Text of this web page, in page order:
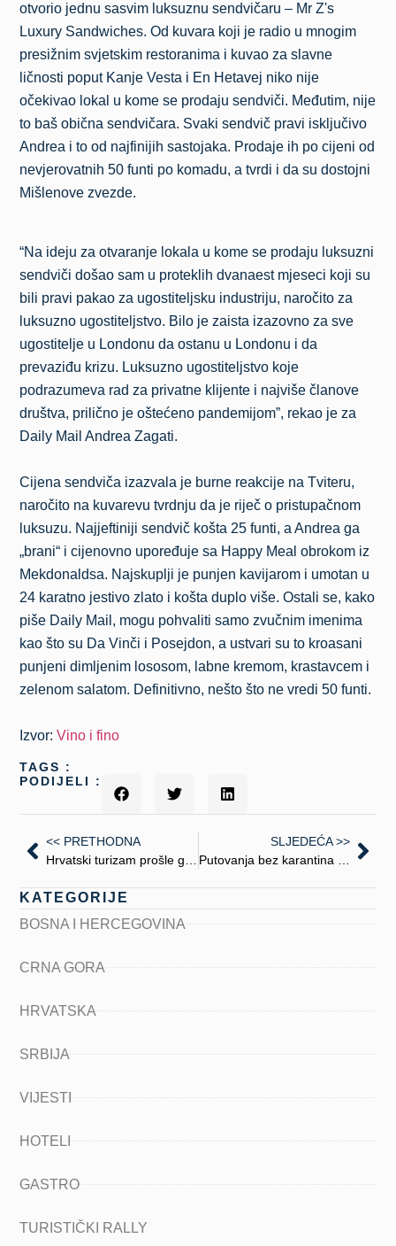
otvorio jednu sasvim luksuznu sendvičaru – Mr Z's
Luxury Sandwiches. Od kuvara koji je radio u mnogim
presižnim svjetskim restoranima i kuvao za slavne
ličnosti poput Kanje Vesta i En Hetavej niko nije
očekivao lokal u kome se prodaju sendviči. Međutim, nije
to baš obična sendvičara. Svaki sendvič pravi isključivo
Andrea i to od najfinijih sastojaka. Prodaje ih po cijeni od
nevjerovatnih 50 funti po komadu, a tvrdi i da su dostojni
Mišlenove zvezde.
“Na ideju za otvaranje lokala u kome se prodaju luksuzni
sendviči došao sam u proteklih dvanaest mjeseci koji su
bili pravi pakao za ugostiteljsku industriju, naročito za
luksuzno ugostiteljstvo. Bilo je zaista izazovno za sve
ugostitelje u Londonu da ostanu u Londonu i da
prevaziđu krizu. Luksuzno ugostiteljstvo koje
podrazumeva rad za privatne klijente i najviše članove
društva, prilično je oštećeno pandemijom”, rekao je za
Daily Mail Andrea Zagati.
Cijena sendviča izazvala je burne reakcije na Tviteru,
naročito na kuvarevu tvrdnju da je riječ o pristupačnom
luksuzu. Najjeftiniji sendvič košta 25 funti, a Andrea ga
„brani“ i cijenovno upoređuje sa Happy Meal obrokom iz
Mekdonaldsa. Najskuplji je punjen kavijarom i umotan u
24 karatno jestivo zlato i košta duplo više. Ostali se, kako
piše Daily Mail, mogu pohvaliti samo zvučnim imenima
kao što su Da Vinči i Posejdon, a ustvari su to kroasani
punjeni dimljenim lososom, labne kremom, krastavcem i
zelenom salatom. Definitivno, nešto što ne vredi 50 funti.
Izvor: Vino i fino
TAGS :
PODIJELI :
<< PRETHODNA
SLJEDEĆA >>
KATEGORIJE
BOSNA I HERCEGOVINA
CRNA GORA
HRVATSKA
SRBIJA
VIJESTI
HOTELI
GASTRO
TURISTIČKI RALLY